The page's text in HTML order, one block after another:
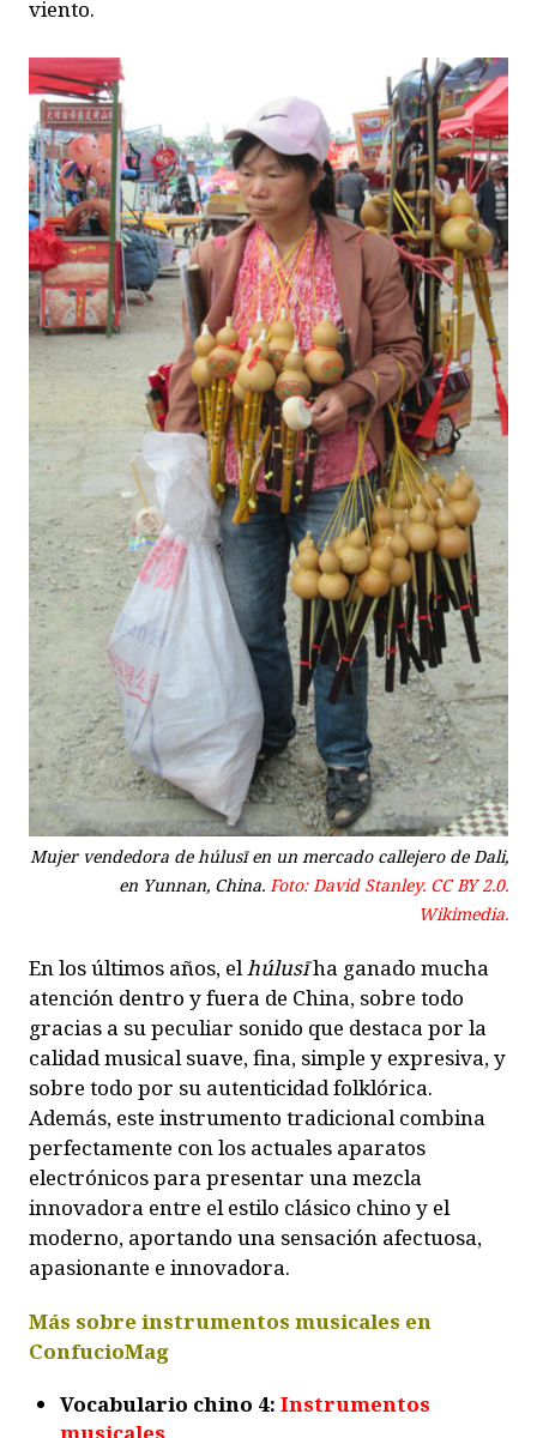
viento.
Mujer vendedora de húlusī en un mercado callejero de Dali,
en Yunnan, China. Foto: David Stanley. CC BY 2.0.
Wikimedia.
En los últimos años, elhúlusīha ganado mucha
atención dentro y fuera de China, sobre todo
gracias a su peculiar sonido que destaca por la
calidad musical suave, fina, simple y expresiva, y
sobre todo por su autenticidad folklórica.
Además, este instrumento tradicional combina
perfectamente con los actuales aparatos
electrónicos para presentar una mezcla
innovadora entre el estilo clásico chino y el
moderno, aportando una sensación afectuosa,
apasionante e innovadora.
Más sobre instrumentos musicales en
ConfucioMag
Vocabulario chino 4: Instrumentos
musicales